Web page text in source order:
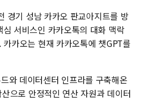
경기 성남 카카오 판교아지트를 방
서비스인 카카오톡의 대화 맥락
카오는 현재 카카오톡에 챗GPT를
와 데이터센터 인프라를 구축해온
으로 안정적인 연산 자원과 데이터